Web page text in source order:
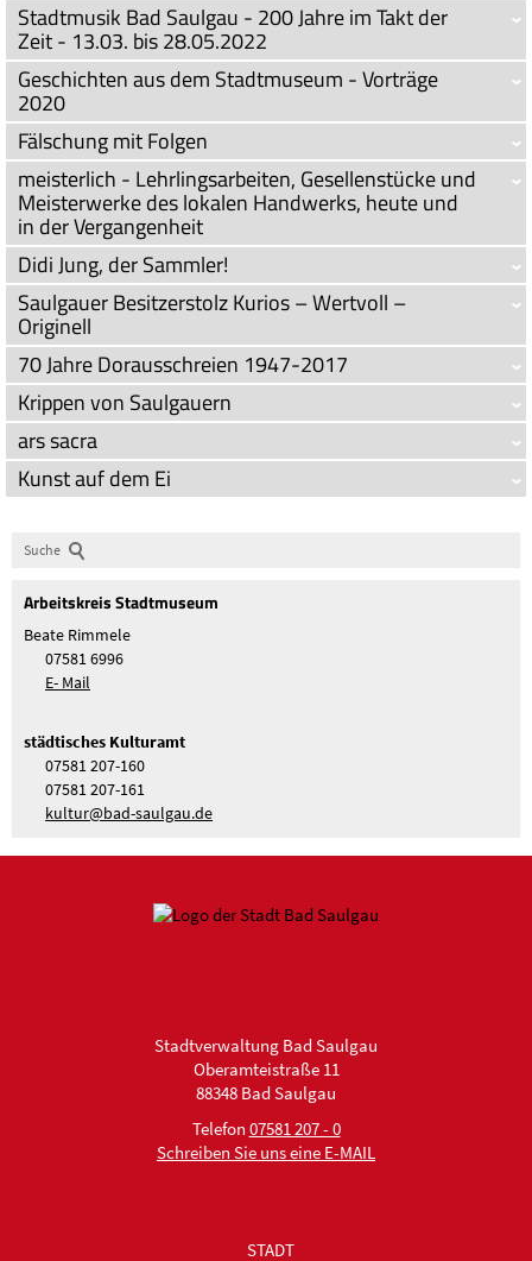
Stadtmusik Bad Saulgau - 200 Jahre im Takt der
Zeit - 13.03. bis 28.05.2022
Geschichten aus dem Stadtmuseum - Vorträge
2020
Fälschung mit Folgen
meisterlich - Lehrlingsarbeiten, Gesellenstücke und
Meisterwerke des lokalen Handwerks, heute und
in der Vergangenheit
Didi Jung, der Sammler!
Saulgauer Besitzerstolz Kurios – Wertvoll –
Originell
70 Jahre Dorausschreien 1947-2017
Krippen von Saulgauern
ars sacra
Kunst auf dem Ei
Suche
Arbeitskreis Stadtmuseum
Beate Rimmele
07581 6996
E- Mail
städtisches Kulturamt
07581 207-160
07581 207-161
kultur@bad-saulgau.de
Stadtverwaltung Bad Saulgau
Oberamteistraße 11
88348 Bad Saulgau
Telefon 07581 207 - 0
Schreiben Sie uns eine E-MAIL
STADT